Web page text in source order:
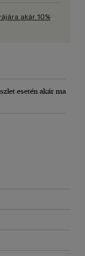
akár 10%
esetén akár ma